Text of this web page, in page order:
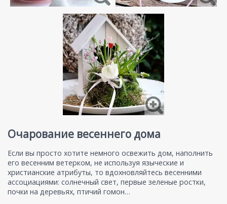
Очарование весеннего дома
Если вы просто хотите немного освежить дом, наполнить
его весенним ветерком, не используя языческие и
христианские атрибуты, то вдохновляйтесь весенними
ассоциациями: солнечный свет, первые зеленые ростки,
почки на деревьях, птичий гомон…